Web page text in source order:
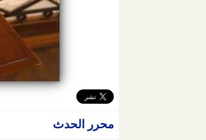
محرر الحدث